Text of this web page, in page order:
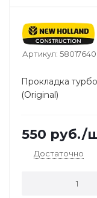
Артикул:
Прокладка
(Original)
550 руб./
Достаточно